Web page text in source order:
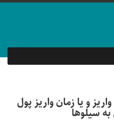
و یا زمان واریز پول
سیلوها